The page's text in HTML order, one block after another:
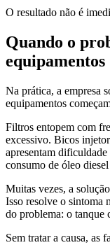
O resultado não é
Quando o
equipamentos
Na prática, a empresa
equipamentos
Filtros entopem com
excessivo. Bicos
apresentam
consumo de óleo
Muitas vezes, a
Isso resolve o sintoma
do problema: o tanque
Sem tratar a causa, as